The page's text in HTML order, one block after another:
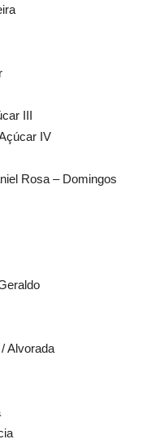
III
IV
Rosa – Domingos
Alvorada